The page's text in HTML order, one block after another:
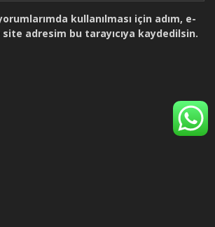
kullanılması için adım, e-
adresim bu tarayıcıya kaydedilsin.